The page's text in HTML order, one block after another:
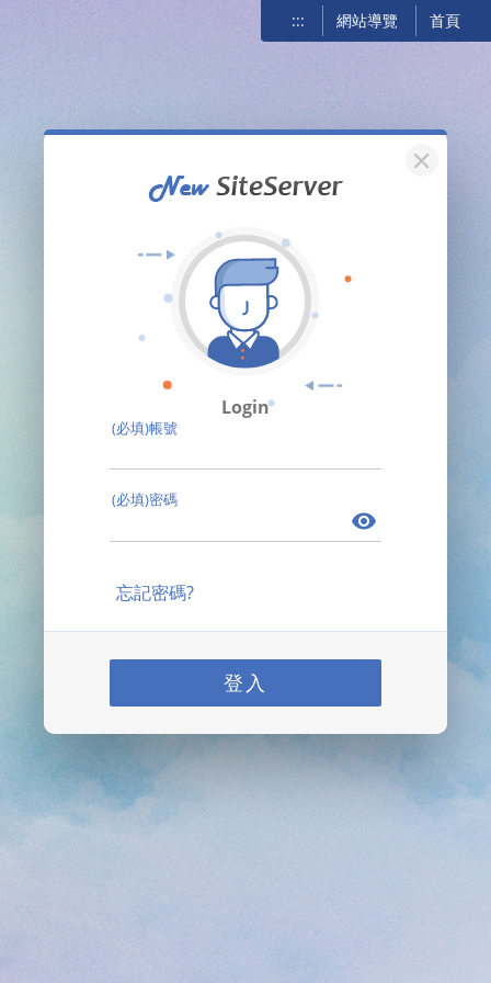
::: 網站導覽 首頁
關閉
Login
(必填)帳號
(必填)密碼
忘記密碼?
登入